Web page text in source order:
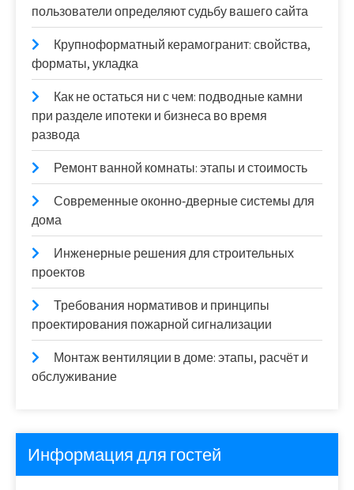
пользователи определяют судьбу вашего сайта
Крупноформатный керамогранит: свойства,
форматы, укладка
Как не остаться ни с чем: подводные камни
при разделе ипотеки и бизнеса во время
развода
Ремонт ванной комнаты: этапы и стоимость
Современные оконно‑дверные системы для
дома
Инженерные решения для строительных
проектов
Требования нормативов и принципы
проектирования пожарной сигнализации
Монтаж вентиляции в доме: этапы, расчёт и
обслуживание
Информация для гостей